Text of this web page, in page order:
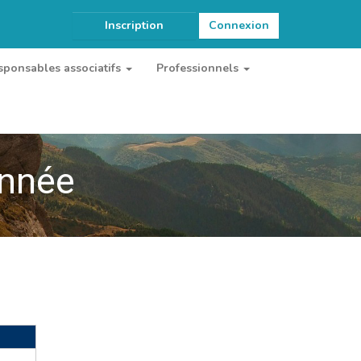
Inscription Connexion
associatifs Professionnels